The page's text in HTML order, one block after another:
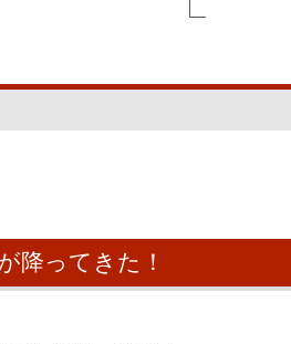
降ってきた！